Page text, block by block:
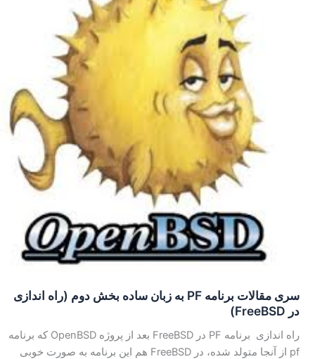
سری مقالات برنامه PF به زبان ساده بخش دوم (راه اندازی
در FreeBSD)
راه اندازی برنامه PF در FreeBSD بعد از پروژه OpenBSD که برنامه
pf از آنجا متولد شده، در FreeBSD هم این برنامه به صورت خوبی